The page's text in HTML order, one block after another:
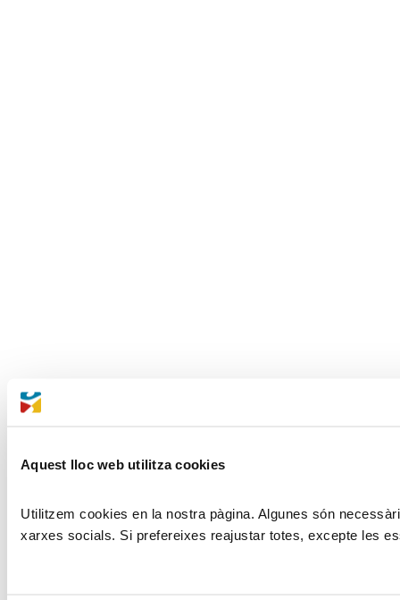
Aquest lloc web utilitza cookies
Utilitzem cookies en la nostra pàgina. Algunes són
xarxes socials. Si prefereixes reajustar totes, excepte les